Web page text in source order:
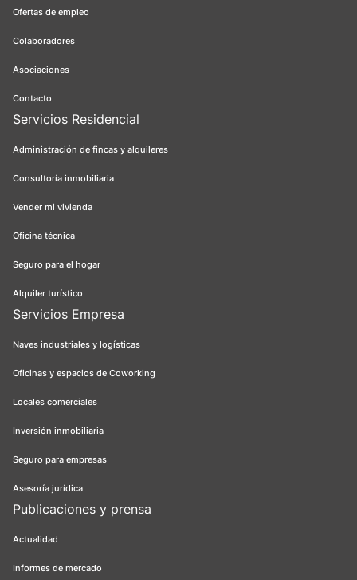
Ofertas de empleo
Colaboradores
Asociaciones
Contacto
Servicios Residencial
Administración de fincas y alquileres
Consultoría inmobiliaria
Vender mi vivienda
Oficina técnica
Seguro para el hogar
Alquiler turístico
Servicios Empresa
Naves industriales y logísticas
Oficinas y espacios de Coworking
Locales comerciales
Inversión inmobiliaria
Seguro para empresas
Asesoría jurídica
Publicaciones y prensa
Actualidad
Informes de mercado